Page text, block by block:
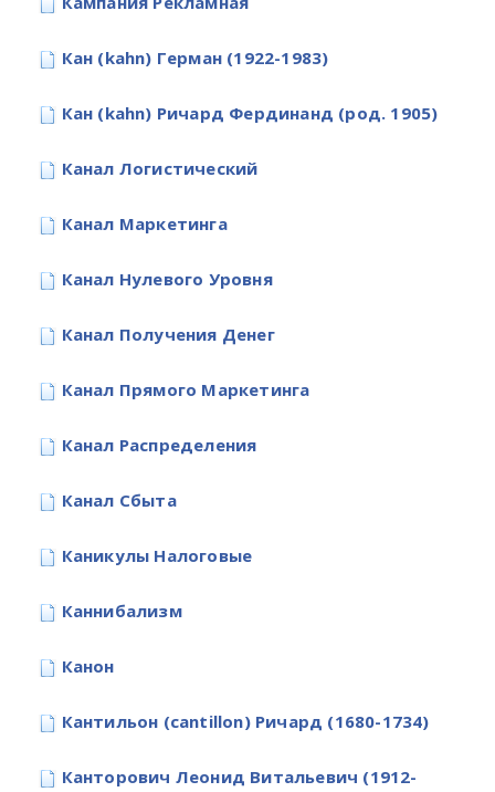
Кан (kahn) Герман (1922-1983)
Кан (kahn) Ричард Фердинанд (род. 1905)
Канал Логистический
Канал Маркетинга
Канал Нулевого Уровня
Канал Получения Денег
Канал Прямого Маркетинга
Канал Распределения
Канал Сбыта
Каникулы Налоговые
Каннибализм
Канон
Кантильон (cantillon) Ричард (1680-1734)
Канторович Леонид Витальевич (1912-